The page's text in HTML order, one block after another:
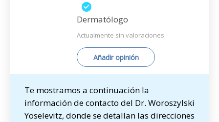
Dermatólogo
Actualmente sin valoraciones
Añadir opinión
Te mostramos a continuación la
información de contacto del Dr. Woroszylski
Yoselevitz, donde se detallan las direcciones